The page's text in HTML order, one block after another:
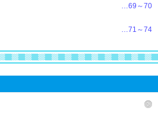
…69～70
…71～74